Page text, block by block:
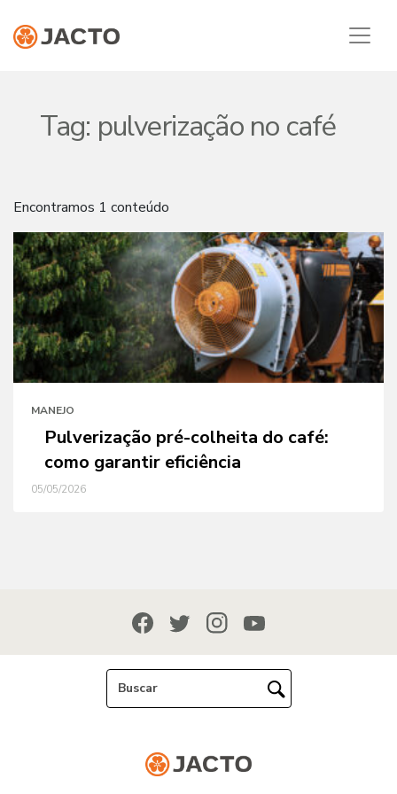
Tag: pulverização no café
Encontramos 1 conteúdo
MANEJO
Pulverização pré-colheita do café:
como garantir eficiência
05/05/2026